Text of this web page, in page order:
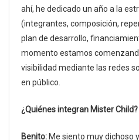
ahí, he dedicado un año a la
(integrantes, composición,
plan de desarrollo,
momento estamos
visibilidad mediante las redes
en público.
¿Quiénes integran Mister Child?
Benito: Me siento muy dichoso